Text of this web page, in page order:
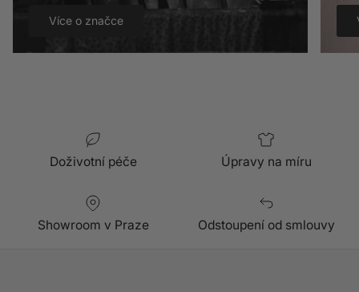
Více o značce
Doživotní péče Úpravy na míru
Showroom v Praze Odstoupení od smlouvy